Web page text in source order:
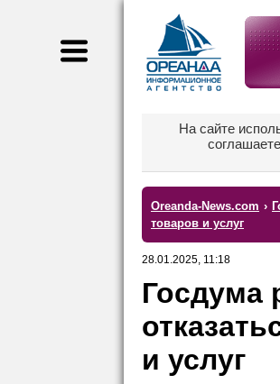
На сайте
Oreanda-News.com ›
товаров и услуг
28.01.2025, 11:18
Госдума
и услуг